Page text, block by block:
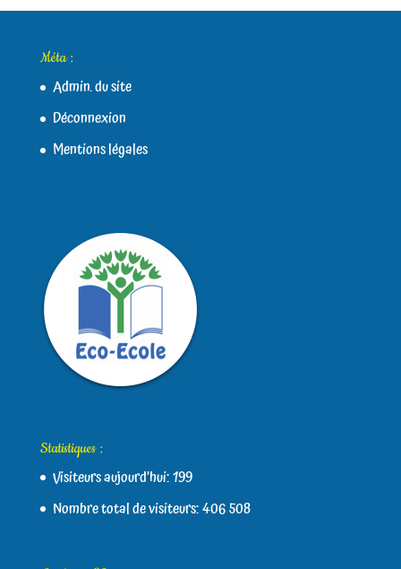
Méta :
Admin. du site
Déconnexion
Mentions légales
Statistiques :
Visiteurs aujourd’hui:199
Nombre total de visiteurs:406 508